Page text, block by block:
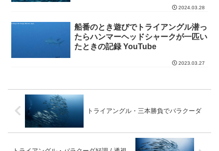
2024.03.28
船番のとき遊びでトライアングル潜っ
たらハンマーヘッドシャークが一匹い
たときの記録 YouTube
2023.03.27
トライアングル・三本勝負でバラクーダ